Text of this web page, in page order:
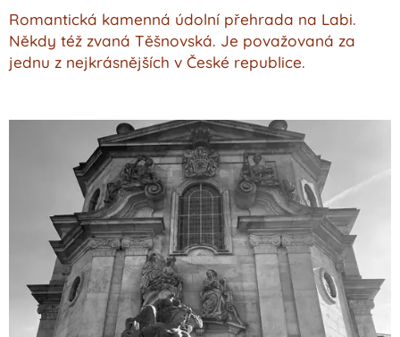
Romantická kamenná údolní přehrada na Labi.
Někdy též zvaná Těšnovská. Je považovaná za
jednu z nejkrásnějších v České republice.